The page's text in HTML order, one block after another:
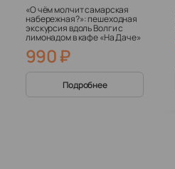
«О чём молчит самарская
набережная?»: пешеходная
экскурсия вдоль Волги с
лимонадом в кафе «На Даче»
990₽
Подробнее